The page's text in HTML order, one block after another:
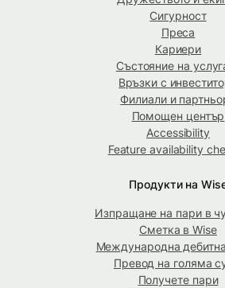
Сигурност
Преса
Кариери
Състояние на
Връзки с
Филиали и
Помощен център
Accessibility
Feature availability
Продукти на
Изпращане на пари в
Сметка в Wise
Международна
Превод на голяма
Получете пари